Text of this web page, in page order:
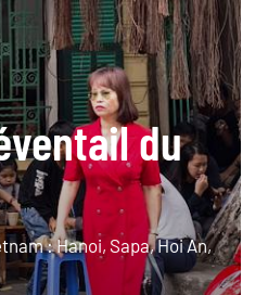
du
: Hanoi, Sapa, Hoi An,